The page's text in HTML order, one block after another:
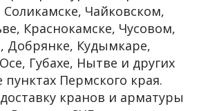
Соликамске, Чайковском,
Краснокамске, Чусовом,
Добрянке, Кудымкаре,
Губахе, Нытве и других
пунктах Пермского края.
кранов и арматуры